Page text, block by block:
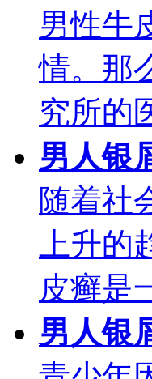
男性牛
情。那
究所的
男人银
随着社
上升
皮癣是
男人银